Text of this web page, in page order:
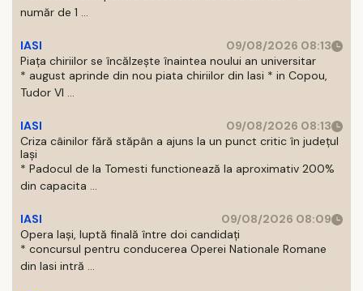
număr de 1 ...
IASI
09/08/2026 08:13
Piața chiriilor se încălzește înaintea noului an universitar
* august aprinde din nou piata chiriilor din Iasi * in Copou,
Tudor Vl ...
IASI
09/08/2026 08:13
Criza câinilor fără stăpân a ajuns la un punct critic în județul
Iași
* Padocul de la Tomesti functionează la aproximativ 200%
din capacita ...
IASI
09/08/2026 08:09
Opera Iași, luptă finală între doi candidați
* concursul pentru conducerea Operei Nationale Romane
din Iasi intră ...